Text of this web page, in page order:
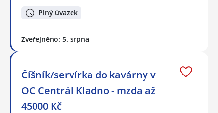
Plný úvazek
Zveřejněno: 5. srpna
Číšník/servírka do kavárny v
OC Centrál Kladno - mzda až
45000 Kč